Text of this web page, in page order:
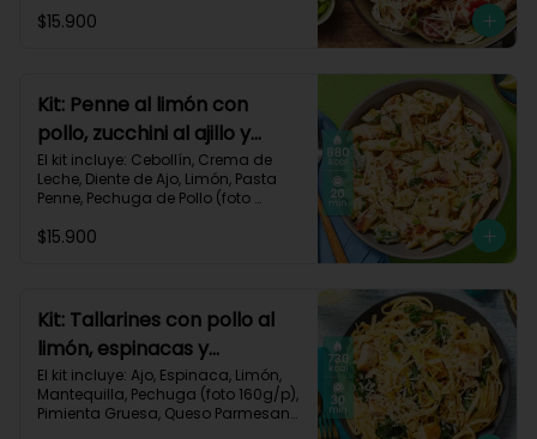
Parmesano, Tomate Tipo Cherry,
Proteínas 49g
$15.900
Kit: Penne al limón con
pollo, zucchini al ajillo y
cebollín-111
El kit incluye: Cebollín, Crema de
Leche, Diente de Ajo, Limón, Pasta
Penne, Pechuga de Pollo (foto
Zucchini Verde, Receta Impresa.
$15.900
Kit: Tallarines con pollo al
limón, espinacas y
parmesano-68
El kit incluye: Ajo, Espinaca, Limón,
Mantequilla, Pechuga (foto 160g/p),
Pimienta Gruesa, Queso Parmesano,